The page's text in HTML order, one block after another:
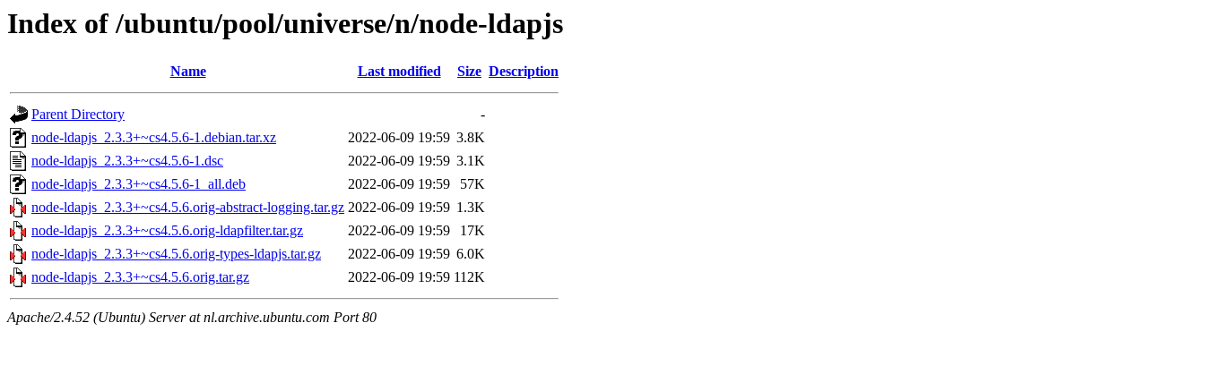
Index of /ubuntu/pool/universe/n/node-ldapjs
Name Last modified Size Description
Parent Directory
-
node-ldapjs_2.3.3+~cs4.5.6-1.debian.tar.xz
2022-06-09 19:59 3.8K
node-ldapjs_2.3.3+~cs4.5.6-1.dsc
2022-06-09 19:59 3.1K
node-ldapjs_2.3.3+~cs4.5.6-1_all.deb
2022-06-09 19:59
57K
node-ldapjs_2.3.3+~cs4.5.6.orig-abstract-logging.tar.gz 2022-06-09 19:59 1.3K
node-ldapjs_2.3.3+~cs4.5.6.orig-ldapfilter.tar.gz
2022-06-09 19:59
17K
node-ldapjs_2.3.3+~cs4.5.6.orig-types-ldapjs.tar.gz
2022-06-09 19:59 6.0K
node-ldapjs_2.3.3+~cs4.5.6.orig.tar.gz
2022-06-09 19:59 112K
Apache/2.4.52 (Ubuntu) Server at nl.archive.ubuntu.com Port 80